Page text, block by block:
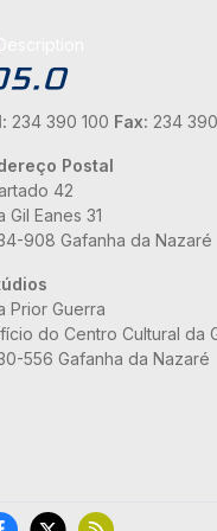
234 390 100 Fax: 234
Postal
42
Gil Eanes 31
908 Gafanha da Nazaré
Prior Guerra
do Centro Cultural da
556 Gafanha da Nazaré